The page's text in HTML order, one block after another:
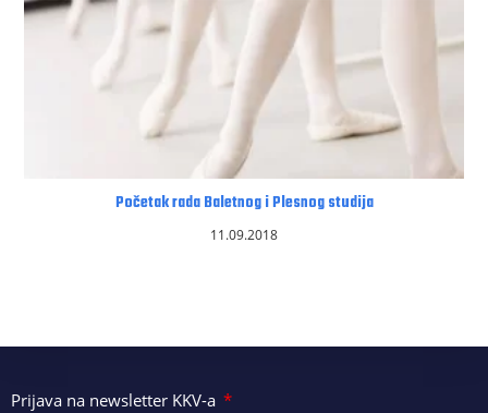
Početak rada Baletnog i Plesnog studija
11.09.2018
Prijava na newsletter KKV-a